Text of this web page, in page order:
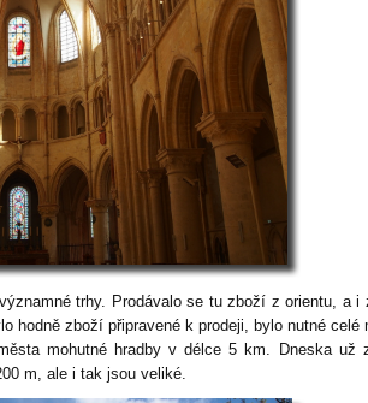
trhy. Prodávalo se tu zboží z orientu, a i
hodně zboží připravené k prodeji, bylo nutné celé
mohutné hradby v délce 5 km. Dneska už
m, ale i tak jsou veliké.